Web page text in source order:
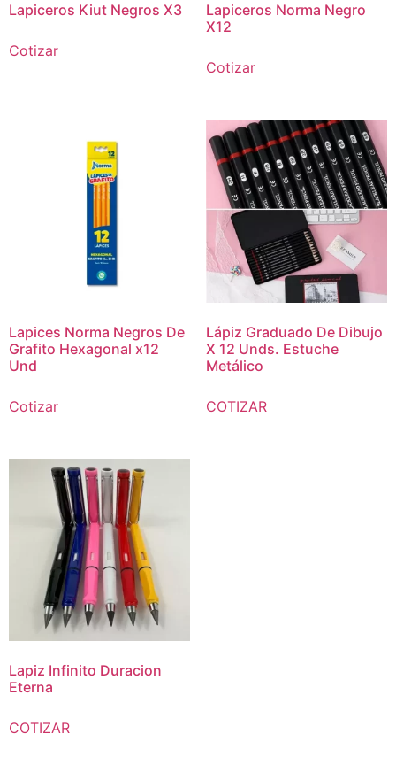
Lapiceros Kiut Negros X3
Cotizar
Lapiceros Norma Negro
X12
Cotizar
Lapices Norma Negros De
Grafito Hexagonal x12
Und
Cotizar
Lápiz Graduado De Dibujo
X 12 Unds. Estuche
Metálico
COTIZAR
Lapiz Infinito Duracion
Eterna
COTIZAR